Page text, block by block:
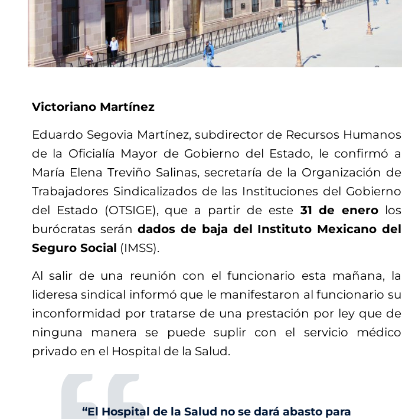
Victoriano Martínez
Eduardo Segovia Martínez, subdirector de Recursos Humanos
de la Oficialía Mayor de Gobierno del Estado, le confirmó a
María Elena Treviño Salinas, secretaría de la Organización de
Trabajadores Sindicalizados de las Instituciones del Gobierno
del Estado (OTSIGE), que a partir de este31 de enero los
burócratas serán dados de baja del Instituto Mexicano del
Seguro Social (IMSS).
Al salir de una reunión con el funcionario esta mañana, la
lideresa sindical informó que le manifestaron al funcionario su
inconformidad por tratarse de una prestación por ley que de
ninguna manera se puede suplir con el servicio médico
privado en el Hospital de la Salud.
“El Hospital de la Salud no se dará abasto para